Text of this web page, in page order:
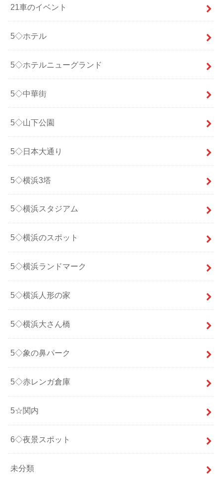
21車のイベント
5◇ホテル
5◇ホテルニューグランド
5◇中華街
5◇山下公園
5◇日本大通り
5◇横浜3塔
5◇横浜スタジアム
5◇横浜のスポット
5◇横浜ランドマーク
5◇横浜人形の家
5◇横浜大さん橋
5◇象の鼻パーク
5◇赤レンガ倉庫
5☆関内
6◇夜景スポット
未分類